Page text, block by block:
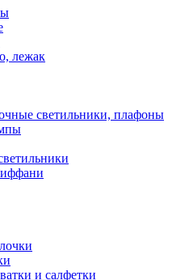
лежак
светильники, плафоны
и салфетки